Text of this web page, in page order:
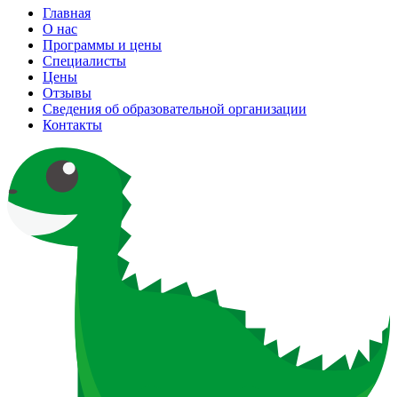
Главная
О нас
Программы и цены
Специалисты
Цены
Отзывы
Сведения об образовательной организации
Контакты